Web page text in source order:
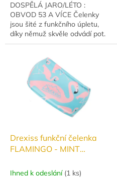
DOSPĚLÁ JARO/LÉTO :
OBVOD 53 A VÍCE Čelenky
jsou šité z funkčního úpletu,
díky němuž skvěle odvádí pot.
Drexiss funkční čelenka
FLAMINGO - MINT
Ihned k odeslání (1 ks)